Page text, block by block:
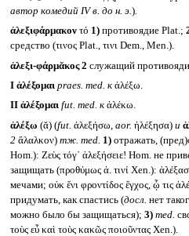
автор комедий IV в. до н. э.).
ἀλεξιφάρμακον τό 1)противоядие Plat.;
средство (τινος Plat., τινι Dem., Men.).
ἀλεξι-φάρμᾰκος 2 служащий
I ἀλέξομαι praes. med. кἀλέξω.
II ἀλέξομαι fut. med. кἀλέκω.
ἀλέξω (ᾰ) (fut. ἀλεξήσω, aor. ἠλέξησα) и
2ἄλαλκον)тж. med. 1)отражать,
Hom.): Ζεὺς τόγ᾽ ἀλεξήσειε! Hom. не
защищать (προθύμως ἀ. τινί Xen.):
мечами; οὐκ ἔνι φροντίδος ἔγχος, ᾧ τις
придумать, как спастись (досл. нет
можно было бы защищаться); 3) med.
τοὺς εὖ καὶ τοὺς κακῶς ποιοῦντας Xen.).